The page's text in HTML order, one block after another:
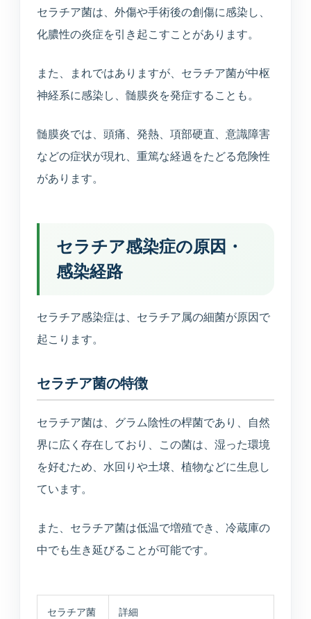
セラチア菌は、外傷や手術後の創傷に感染し、
化膿性の炎症を引き起こすことがあります。
また、まれではありますが、セラチア菌が中枢
神経系に感染し、髄膜炎を発症することも。
髄膜炎では、頭痛、発熱、項部硬直、意識障害
などの症状が現れ、重篤な経過をたどる危険性
があります。
セラチア感染症の原因・
感染経路
セラチア感染症は、セラチア属の細菌が原因で
起こります。
セラチア菌の特徴
セラチア菌は、グラム陰性の桿菌であり、自然
界に広く存在しており、この菌は、湿った環境
を好むため、水回りや土壌、植物などに生息し
ています。
また、セラチア菌は低温で増殖でき、冷蔵庫の
中でも生き延びることが可能です。
セラチア菌
詳細